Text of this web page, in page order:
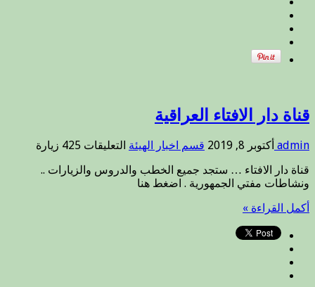
قناة دار الافتاء العراقية
admin أكتوبر 8, 2019 قسم اخبار الهيئة التعليقات على
دار
425 زيارة
قناة دار الافتاء … ستجد جميع الخطب والدروس والزيارات ..
ونشاطات مفتي الجمهورية . اضغط هنا
أكمل القراءة »